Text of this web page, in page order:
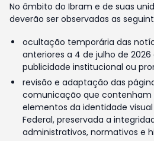
No âmbito do Ibram e de suas
deverão ser observadas as
ocultação temporária das
anteriores a 4 de julho de
publicidade institucional ou
revisão e adaptação das
comunicação que contenham
elementos da identidade
Federal, preservada a
administrativos, normativos e